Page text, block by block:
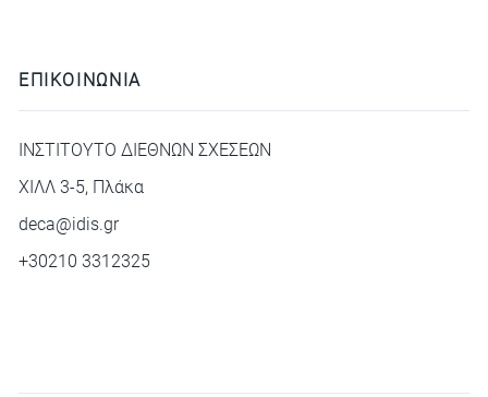
ΕΠΙΚΟΙΝΩΝΙΑ
ΙΝΣΤΙΤΟΥΤΟ ΔΙΕΘΝΩΝ ΣΧΕΣΕΩΝ
ΧΙΛΛ 3-5, Πλάκα
deca@idis.gr
+30210 3312325